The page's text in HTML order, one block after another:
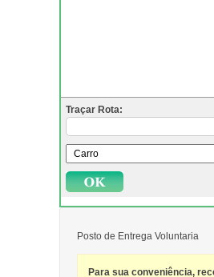
Traçar Rota:
Posto de Entrega Voluntaria
Para sua conveniência,